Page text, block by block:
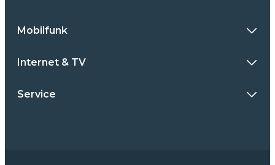
Mobilfunk
Internet & TV
Service